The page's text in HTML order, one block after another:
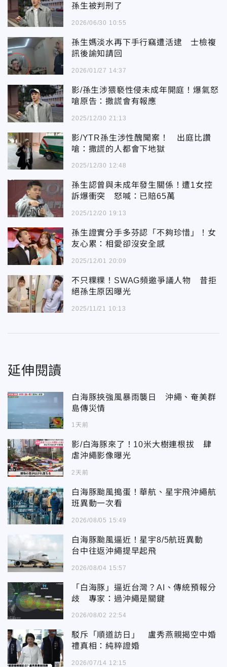
孫生被判刑了
2026/06/30 10:55
孫生媽淡水再下手行竊遭活逮 士檢複
訊後諭知請回
2026/01/27 14:37
影/孫生涉猥褻性侵未成年開庭！爆氣怒
嗆原告：撒謊會有報應
2025/12/30 21:13
影/YTR孫生涉性醜聞案！ 出庭比讚
嗆：撒謊的人都會下地獄
2025/12/30 12:48
孫生認曾與未成年發生關係！遭1女控
訴爆衝突 怒喊：已賠65萬
2025/12/20 19:13
孫生證實分手多芬認「不夠珍惜」！女
友心累：相愛卻沒安全感
2025/12/01 20:09
不只粿粿！SWAG頻邀爭議人物 昔拒
絕孫生原因曝光
2025/11/21 10:13
延伸閱讀
白海豚挾強風暴雨襲日 沖繩、奄美群
島傳災情
1天前
影/白海豚來了！10米大樹連根拔 肆
虐沖繩影像曝光
2天前
白海豚颱風搗蛋！華航、星宇飛沖繩航
班異動一次看
2026/08/05 15:49
白海豚颱風逼近！星宇8/5航班異動
台中往返沖繩提早起飛
2026/08/04 15:57
「白海豚」逼近台灣？AI、傳統預報分
歧 專家：過沖繩是關鍵
2026/08/02 22:54
駁斥「順道訪日」 盧秀燕親揭空中婚
禮真相：純粹證婚
2026/07/14 12:15